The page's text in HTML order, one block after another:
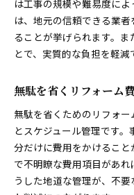
は工事の規模や難易度に
は、地元の信頼できる業
ることが挙げられます。
とで、実質的な負担を軽減
無駄を省くリフォーム
無駄を省くためのリフォ
とスケジュール管理です
分だけに費用をかけるこ
で不明瞭な費用項目があ
うした地道な管理が、不